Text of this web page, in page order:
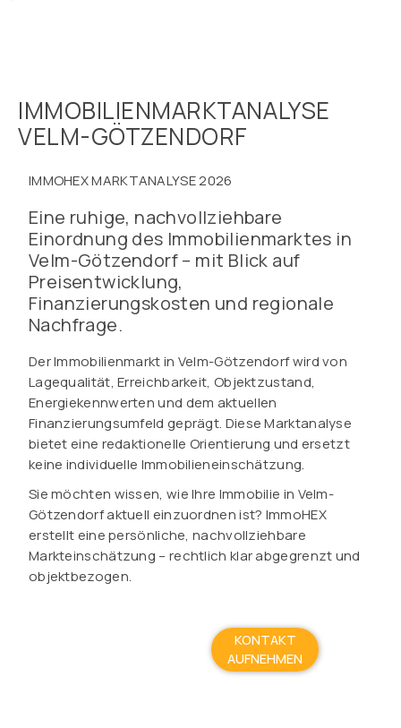
IMMOBILIENMARKTANALYSE
VELM-GÖTZENDORF
IMMOHEX MARKTANALYSE 2026
Eine ruhige, nachvollziehbare
Einordnung des Immobilienmarktes in
Velm-Götzendorf – mit Blick auf
Preisentwicklung,
Finanzierungskosten und regionale
Nachfrage.
Der Immobilienmarkt in Velm-Götzendorf wird von
Lagequalität, Erreichbarkeit, Objektzustand,
Energiekennwerten und dem aktuellen
Finanzierungsumfeld geprägt. Diese Marktanalyse
bietet eine redaktionelle Orientierung und ersetzt
keine individuelle Immobilieneinschätzung.
Sie möchten wissen, wie Ihre Immobilie in Velm-
Götzendorf aktuell einzuordnen ist? ImmoHEX
erstellt eine persönliche, nachvollziehbare
Markteinschätzung – rechtlich klar abgegrenzt und
objektbezogen.
KONTAKT
AUFNEHMEN